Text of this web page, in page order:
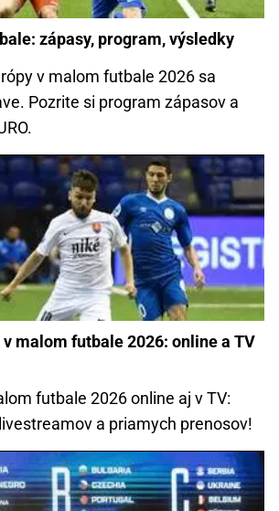
zápasy, program, výsledky
v malom futbale 2026 sa
Pozrite si program zápasov a
v malom futbale 2026: online a TV
futbale 2026 online aj v TV:
a priamych prenosov!